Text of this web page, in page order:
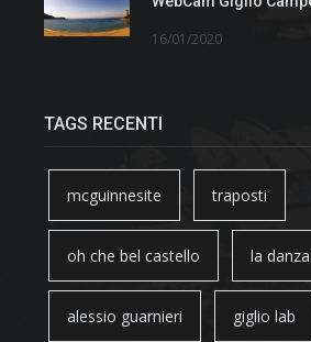
16/01/2020
TAGS RECENTI
mcguinnesite traposti
oh che bel castello la
alessio guarnieri giglio lab